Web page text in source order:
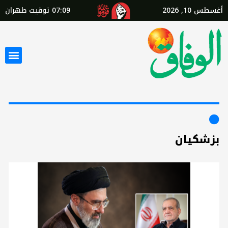
أغسطس 10, 2026 07:09 توقيت طهران
بزشكيان